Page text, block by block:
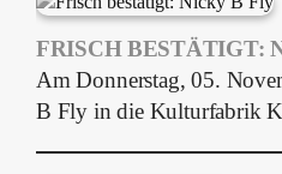
FRISCH BESTÄTIGT:
Am Donnerstag, 05.
B Fly in die Kulturfabrik